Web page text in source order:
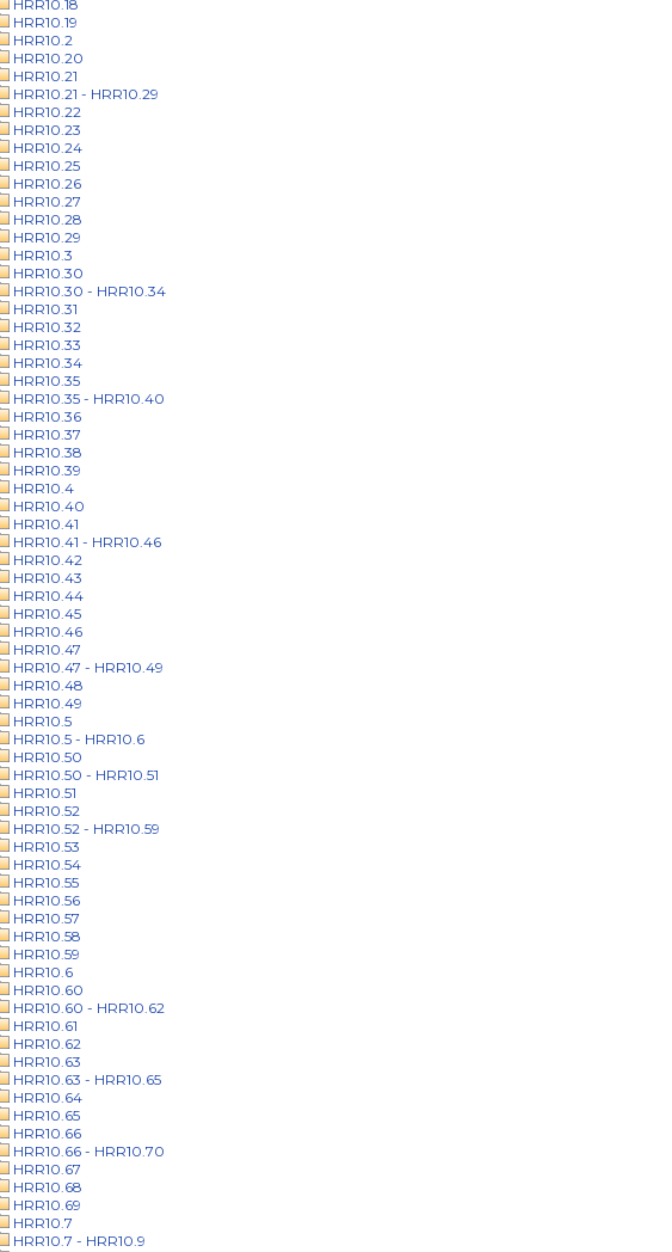
HRR10.18
HRR10.19
HRR10.2
HRR10.20
HRR10.21
HRR10.21 - HRR10.29
HRR10.22
HRR10.23
HRR10.24
HRR10.25
HRR10.26
HRR10.27
HRR10.28
HRR10.29
HRR10.3
HRR10.30
HRR10.30 - HRR10.34
HRR10.31
HRR10.32
HRR10.33
HRR10.34
HRR10.35
HRR10.35 - HRR10.40
HRR10.36
HRR10.37
HRR10.38
HRR10.39
HRR10.4
HRR10.40
HRR10.41
HRR10.41 - HRR10.46
HRR10.42
HRR10.43
HRR10.44
HRR10.45
HRR10.46
HRR10.47
HRR10.47 - HRR10.49
HRR10.48
HRR10.49
HRR10.5
HRR10.5 - HRR10.6
HRR10.50
HRR10.50 - HRR10.51
HRR10.51
HRR10.52
HRR10.52 - HRR10.59
HRR10.53
HRR10.54
HRR10.55
HRR10.56
HRR10.57
HRR10.58
HRR10.59
HRR10.6
HRR10.60
HRR10.60 - HRR10.62
HRR10.61
HRR10.62
HRR10.63
HRR10.63 - HRR10.65
HRR10.64
HRR10.65
HRR10.66
HRR10.66 - HRR10.70
HRR10.67
HRR10.68
HRR10.69
HRR10.7
HRR10.7 - HRR10.9